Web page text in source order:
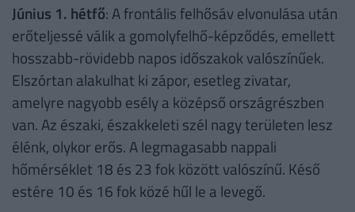
Június 1. hétfő: A frontális felhősáv elvonulása után
erőteljessé válik a gomolyfelhő-képződés, emellett
hosszabb-rövidebb napos időszakok valószínűek.
Elszórtan alakulhat ki zápor, esetleg zivatar,
amelyre nagyobb esély a középső országrészben
van. Az északi, északkeleti szél nagy területen lesz
élénk, olykor erős. A legmagasabb nappali
hőmérséklet 18 és 23 fok között valószínű. Késő
estére 10 és 16 fok közé hűl le a levegő.